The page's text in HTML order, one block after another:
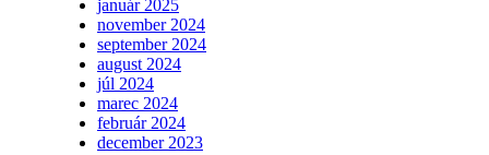
január 2025
november 2024
september 2024
august 2024
júl 2024
marec 2024
február 2024
december 2023